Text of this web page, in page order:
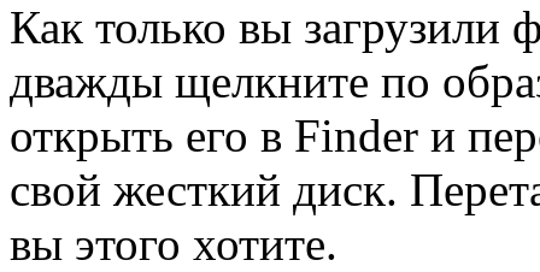
Как только вы загрузили
дважды щелкните по
открыть его в Finder и
свой жесткий диск.
вы этого хотите.